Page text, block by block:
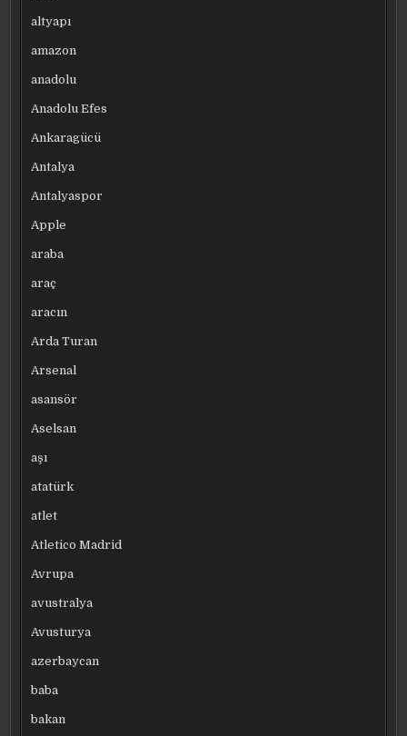
altyapı
amazon
anadolu
Anadolu Efes
Ankaragücü
Antalya
Antalyaspor
Apple
araba
araç
aracın
Arda Turan
Arsenal
asansör
Aselsan
aşı
atatürk
atlet
Atletico Madrid
Avrupa
avustralya
Avusturya
azerbaycan
baba
bakan